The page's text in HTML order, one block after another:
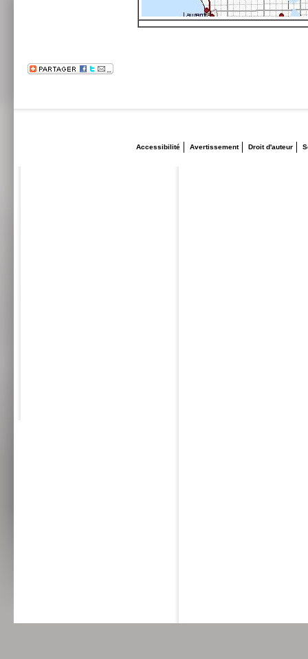
Accessibilité Avertissement Droit d'auteur